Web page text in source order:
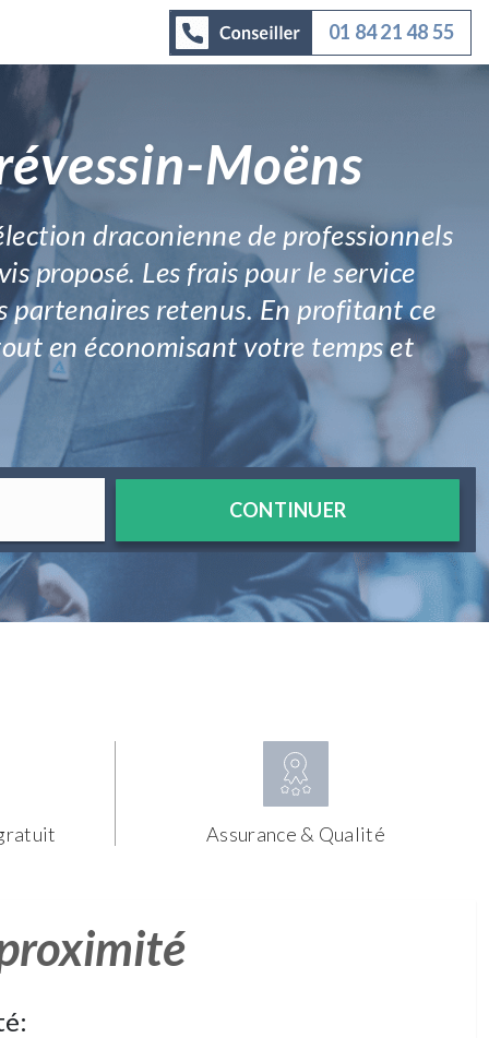
01 84 21 48 55
Moëns
draconienne de professionnels
proposé. Les frais pour le service
partenaires retenus. En profitant ce
en économisant votre temps et
CONTINUER
Assurance & Qualité